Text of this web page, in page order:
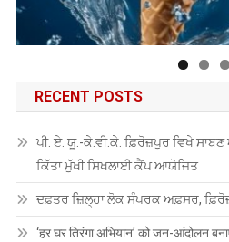
RECENT POSTS
ਪੀ. ਏ. ਯੂ.-ਕੇ.ਵੀ.ਕੇ. ਫ਼ਿਰੋਜ਼ਪੁਰ ਵਿਖੇ
ਕਿੱਤਾ ਮੁੱਖੀ ਸਿਖਲਾਈ ਕੈਂਪ ਆਯੋਜਿਤ
ਦਫ਼ਤਰ ਜ਼ਿਲ੍ਹਾ ਲੋਕ ਸੰਪਰਕ ਅਫ਼ਸਰ,
‘हर घर तिरंगा अभियान’ को जन-आंदोलन